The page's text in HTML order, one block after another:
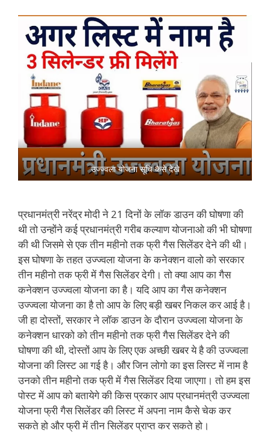
उज्ज्वला योजना सूचि कैसे देखे
प्रधानमंत्री नरेंद्र मोदी ने 21 दिनों के लॉक डाउन की घोषणा की
थी तो उन्होंने कई प्रधानमंत्री गरीब कल्याण योजनाओ की भी घोषणा
की थी जिसमे से एक तीन महीनो तक फ्री गैस सिलेंडर देने की थी।
इस घोषणा के तहत उज्ज्वला योजना के कनेक्शन वालो को सरकार
तीन महीनो तक फ्री में गैस सिलेंडर देगी। तो क्या आप का गैस
कनेक्शन उज्ज्वला योजना का है। यदि आप का गैस कनेक्शन
उज्ज्वला योजना का है तो आप के लिए बड़ी खबर निकल कर आई है।
जी हा दोस्तों, सरकार ने लॉक डाउन के दौरान उज्ज्वला योजना के
कनेक्शन धारको को तीन महीनो तक फ्री गैस सिलेंडर देने की
घोषणा की थी, दोस्तों आप के लिए एक अच्छी खबर ये है की उज्ज्वला
योजना की लिस्ट आ गई है। और जिन लोगो का इस लिस्ट में नाम है
उनको तीन महीनो तक फ्री में गैस सिलेंडर दिया जाएगा। तो हम इस
पोस्ट में आप को बतायेगे की किस प्रकार आप प्रधानमंत्री उज्ज्वला
योजना फ्री गैस सिलेंडर की लिस्ट में अपना नाम कैसे चेक कर
सकते हो और फ्री में तीन सिलेंडर प्राप्त कर सकते हो।